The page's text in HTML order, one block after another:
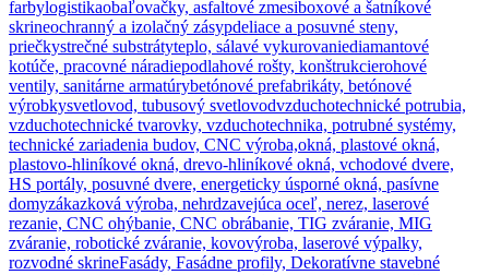
farbylogistikaobaľovačky, asfaltové zmesiboxové a šatníkové
skrineochranný a izolačný zásypdeliace a posuvné steny,
priečkystrečné substrátyteplo, sálavé vykurovaniediamantové
kotúče, pracovné náradiepodlahové rošty, konštrukcierohové
ventily, sanitárne armatúrybetónové prefabrikáty, betónové
výrobkysvetlovod, tubusový svetlovodvzduchotechnické potrubia,
vzduchotechnické tvarovky, vzduchotechnika, potrubné systémy,
technické zariadenia budov, CNC výroba,okná, plastové okná,
plastovo-hliníkové okná, drevo-hliníkové okná, vchodové dvere,
HS portály, posuvné dvere, energeticky úsporné okná, pasívne
domyzákazková výroba, nehrdzavejúca oceľ, nerez, laserové
rezanie, CNC ohýbanie, CNC obrábanie, TIG zváranie, MIG
zváranie, robotické zváranie, kovovýroba, laserové výpalky,
rozvodné skrineFasády, Fasádne profily, Dekoratívne stavebné